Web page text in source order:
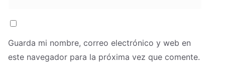
Guarda mi nombre, correo electrónico y web en
este navegador para la próxima vez que comente.